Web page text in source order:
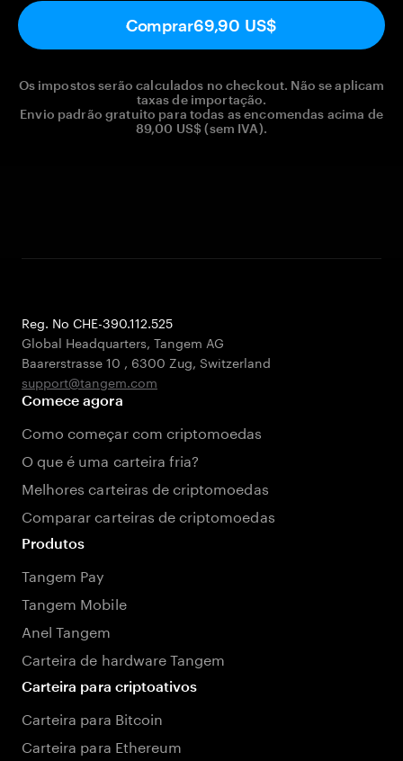
Comprar69,90 US$
Os impostos serão calculados no checkout. Não se aplicam
taxas de importação.
Envio padrão gratuito para todas as encomendas acima de
89,00 US$ (sem IVA).
Reg. No CHE-390.112.525
Global Headquarters, Tangem AG
Baarerstrasse 10 , 6300 Zug, Switzerland
support@tangem.com
Comece agora
Como começar com criptomoedas
O que é uma carteira fria?
Melhores carteiras de criptomoedas
Comparar carteiras de criptomoedas
Produtos
Tangem Pay
Tangem Mobile
Anel Tangem
Carteira de hardware Tangem
Carteira para criptoativos
Carteira para Bitcoin
Carteira para Ethereum